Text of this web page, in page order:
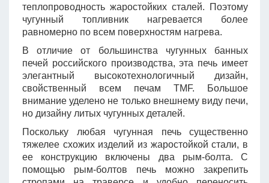
теплопроводность жаростойких сталей. Поэтому
чугунный топливник нагревается более
равномерно по всем поверхностям нагрева.
В отличие от большинства чугунных банных
печей российского производства, эта печь имеет
элегантный высокотехнологичный дизайн,
свойственный всем печам TMF. Большое
внимание уделено не только внешнему виду печи,
но дизайну литых чугунных деталей.
Поскольку любая чугунная печь существенно
тяжелее схожих изделий из жаростойкой стали, в
ее конструкцию включены два рым-болта. С
помощью рым-болтов печь можно закрепить